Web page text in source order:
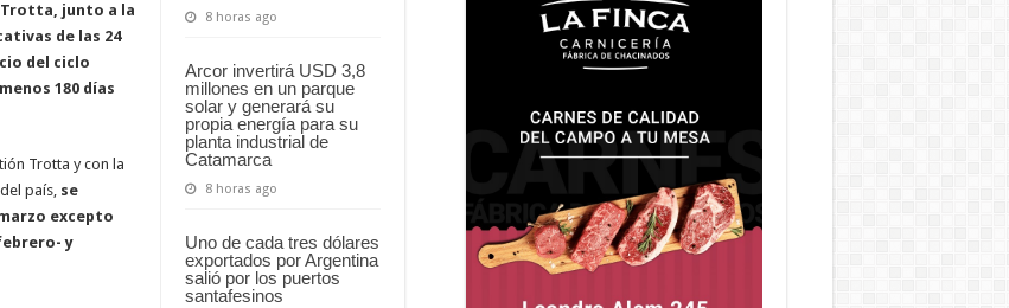
8 horas ago
Arcor invertirá USD 3,8
millones en un parque
solar y generará su
propia energía para su
planta industrial de
Catamarca
8 horas ago
Uno de cada tres dólares
exportados por Argentina
salió por los puertos
santafesinos
Trotta, junto a la
de las 24
del ciclo
180 días
Trotta y con la
país, se
excepto
y